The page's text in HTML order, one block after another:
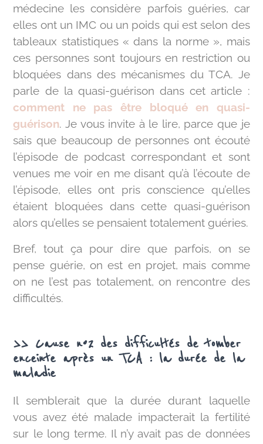
médecine les considère parfois guéries, car
elles ont un IMC ou un poids qui est selon des
tableaux statistiques « dans la norme », mais
ces personnes sont toujours en restriction ou
bloquées dans des mécanismes du TCA. Je
parle de la quasi-guérison dans cet article :
comment ne pas être bloqué en quasi-
guérison. Je vous invite à le lire, parce que je
sais que beaucoup de personnes ont écouté
l’épisode de podcast correspondant et sont
venues me voir en me disant qu’à l’écoute de
l’épisode, elles ont pris conscience qu’elles
étaient bloquées dans cette quasi-guérison
alors qu’elles se pensaient totalement guéries.
Bref, tout ça pour dire que parfois, on se
pense guérie, on est en projet, mais comme
on ne l’est pas totalement, on rencontre des
difficultés.
>> Cause n°2 des difficultés de tomber
enceinte après un TCA : la durée de la
maladie
Il semblerait que la durée durant laquelle
vous avez été malade impacterait la fertilité
sur le long terme. Il n’y avait pas de données